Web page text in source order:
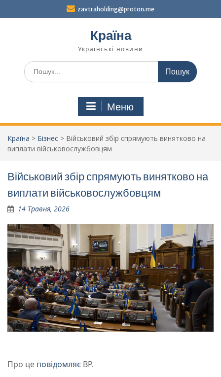
zavtraholding@proton.me
Країна
Українські новини
Шукати:
Меню
Країна > Бізнес > Військовий збір спрямують винятково на
виплати військовослужбовцям
Військовий збір спрямують винятково на
виплати військовослужбовцям
14 Травня, 2026
Про це повідомляє ВР.